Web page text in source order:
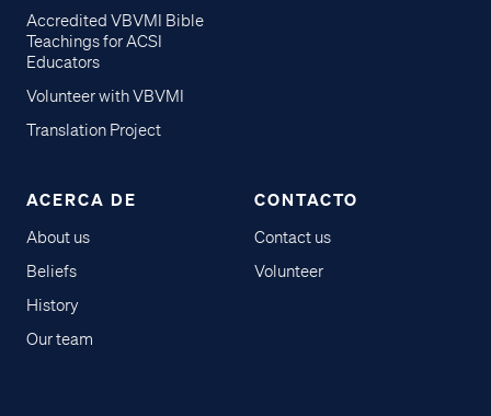
Accredited VBVMI Bible
Teachings for ACSI
Educators
Volunteer with VBVMI
Translation Project
ACERCA DE
About us
Beliefs
History
Our team
CONTACTO
Contact us
Volunteer